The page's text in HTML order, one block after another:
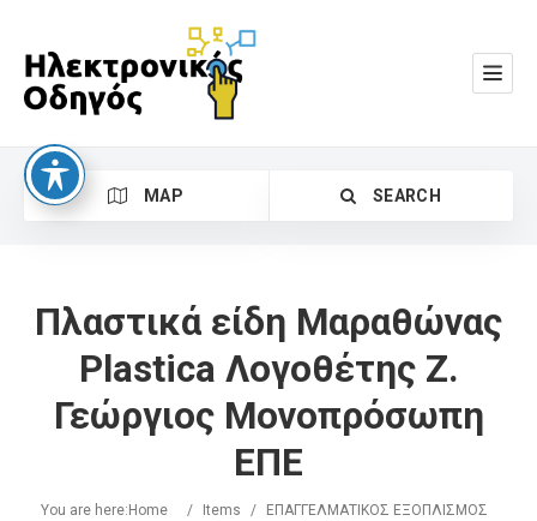
MAP SEARCH
Search
Πλαστικά είδη Μαραθώνας
Plastica Λογοθέτης Ζ.
Γεώργιος Μονοπρόσωπη
ΕΠΕ
You are here: Home / Items /
ΕΠΑΓΓΕΛΜΑΤΙΚΟΣ ΕΞΟΠΛΙΣΜΟΣ